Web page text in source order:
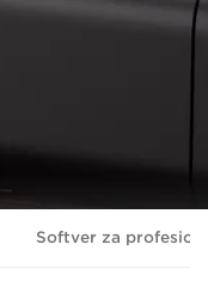
Softver za